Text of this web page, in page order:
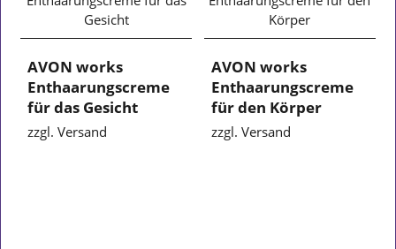
AVON works
Enthaarungscreme
für das Gesicht
zzgl. Versand
AVON works
Enthaarungscreme
für den Körper
zzgl. Versand